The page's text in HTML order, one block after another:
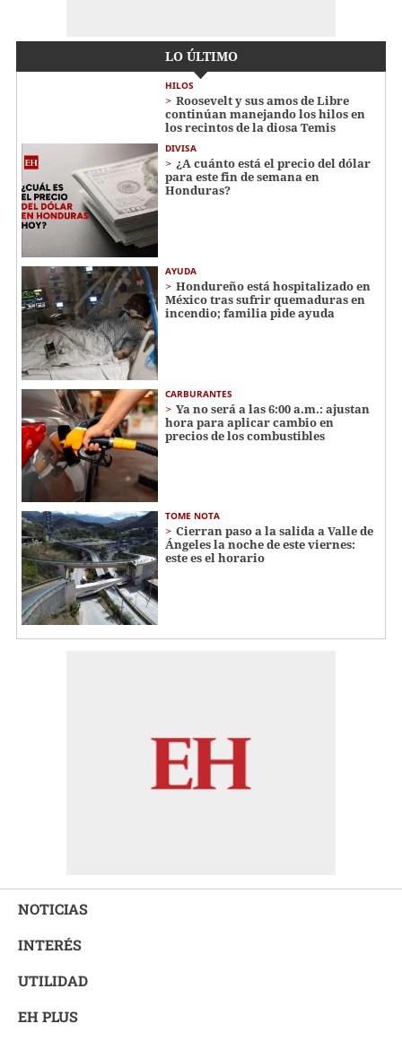
LO ÚLTIMO
HILOS
Roosevelt y sus amos de Libre
continúan manejando los hilos en
los recintos de la diosa Temis
DIVISA
¿A cuánto está el precio del dólar
para este fin de semana en
Honduras?
AYUDA
Hondureño está hospitalizado en
México tras sufrir quemaduras en
incendio; familia pide ayuda
CARBURANTES
Ya no será a las 6:00 a.m.: ajustan
hora para aplicar cambio en
precios de los combustibles
TOME NOTA
Cierran paso a la salida a Valle de
Ángeles la noche de este viernes:
este es el horario
NOTICIAS
INTERÉS
UTILIDAD
EH PLUS